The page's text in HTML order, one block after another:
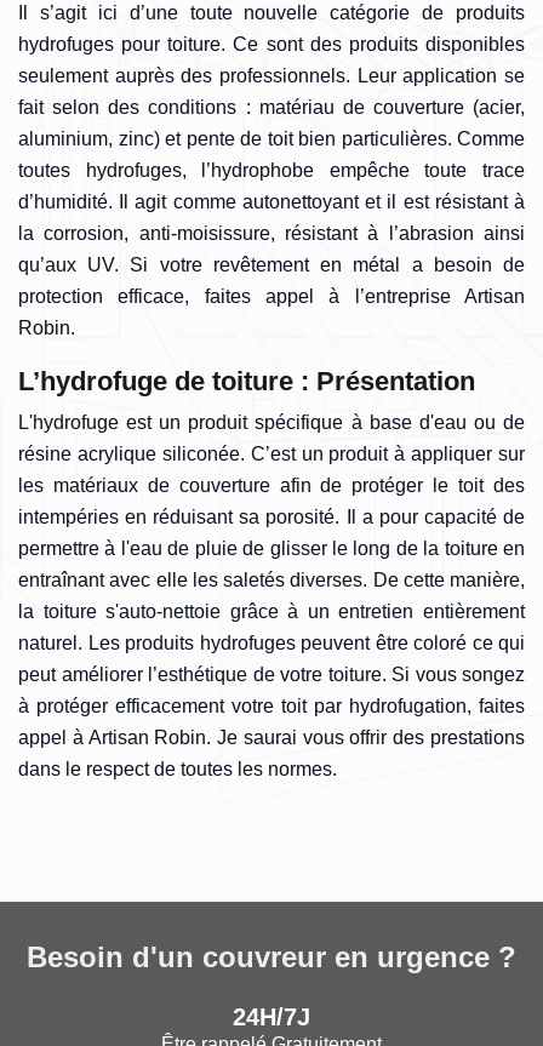
Il s’agit ici d’une toute nouvelle catégorie de produits
hydrofuges pour toiture. Ce sont des produits disponibles
seulement auprès des professionnels. Leur application se
fait selon des conditions : matériau de couverture (acier,
aluminium, zinc) et pente de toit bien particulières. Comme
toutes hydrofuges, l’hydrophobe empêche toute trace
d’humidité. Il agit comme autonettoyant et il est résistant à
la corrosion, anti-moisissure, résistant à l’abrasion ainsi
qu’aux UV. Si votre revêtement en métal a besoin de
protection efficace, faites appel à l’entreprise Artisan
Robin.
L’hydrofuge de toiture : Présentation
L'hydrofuge est un produit spécifique à base d'eau ou de
résine acrylique siliconée. C’est un produit à appliquer sur
les matériaux de couverture afin de protéger le toit des
intempéries en réduisant sa porosité. Il a pour capacité de
permettre à l'eau de pluie de glisser le long de la toiture en
entraînant avec elle les saletés diverses. De cette manière,
la toiture s'auto-nettoie grâce à un entretien entièrement
naturel. Les produits hydrofuges peuvent être coloré ce qui
peut améliorer l’esthétique de votre toiture. Si vous songez
à protéger efficacement votre toit par hydrofugation, faites
appel à Artisan Robin. Je saurai vous offrir des prestations
dans le respect de toutes les normes.
Besoin d'un couvreur en urgence ?
24H/7J